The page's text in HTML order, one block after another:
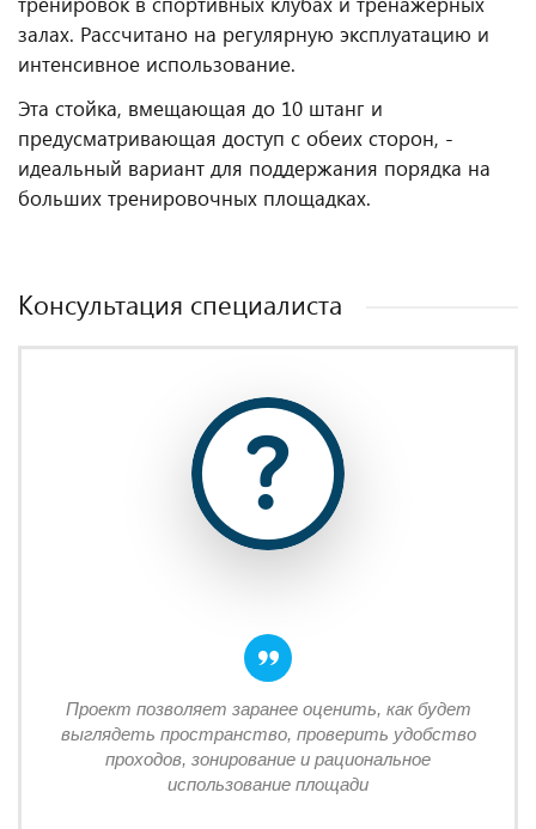
залах. Рассчитано на регулярную эксплуатацию и
интенсивное использование.
Эта стойка, вмещающая до 10 штанг и
предусматривающая доступ с обеих сторон, -
идеальный вариант для поддержания порядка на
больших тренировочных площадках.
Консультация специалиста
Проект позволяет заранее оценить, как будет
выглядеть пространство, проверить удобство
проходов, зонирование и рациональное
использование площади